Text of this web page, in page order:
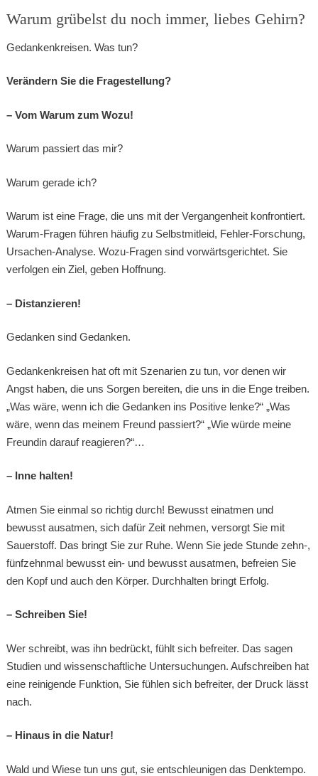
Warum grübelst du noch immer, liebes Gehirn?
Gedankenkreisen. Was tun?
Verändern Sie die Fragestellung?
– Vom Warum zum Wozu!
Warum passiert das mir?
Warum gerade ich?
Warum ist eine Frage, die uns mit der Vergangenheit konfrontiert.
Warum-Fragen führen häufig zu Selbstmitleid, Fehler-Forschung,
Ursachen-Analyse. Wozu-Fragen sind vorwärtsgerichtet. Sie
verfolgen ein Ziel, geben Hoffnung.
– Distanzieren!
Gedanken sind Gedanken.
Gedankenkreisen hat oft mit Szenarien zu tun, vor denen wir
Angst haben, die uns Sorgen bereiten, die uns in die Enge treiben.
„Was wäre, wenn ich die Gedanken ins Positive lenke?“ „Was
wäre, wenn das meinem Freund passiert?“ „Wie würde meine
Freundin darauf reagieren?“…
– Inne halten!
Atmen Sie einmal so richtig durch! Bewusst einatmen und
bewusst ausatmen, sich dafür Zeit nehmen, versorgt Sie mit
Sauerstoff. Das bringt Sie zur Ruhe. Wenn Sie jede Stunde zehn-,
fünfzehnmal bewusst ein- und bewusst ausatmen, befreien Sie
den Kopf und auch den Körper. Durchhalten bringt Erfolg.
– Schreiben Sie!
Wer schreibt, was ihn bedrückt, fühlt sich befreiter. Das sagen
Studien und wissenschaftliche Untersuchungen. Aufschreiben hat
eine reinigende Funktion, Sie fühlen sich befreiter, der Druck lässt
nach.
– Hinaus in die Natur!
Wald und Wiese tun uns gut, sie entschleunigen das Denktempo.